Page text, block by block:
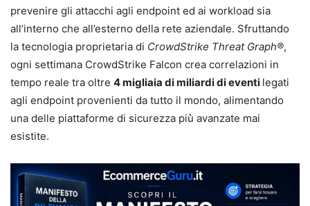
prevenire gli attacchi agli endpoint ed ai workload sia
all’interno che all’esterno della rete aziendale. Sfruttando
la tecnologia proprietaria di CrowdStrike Threat Graph®,
ogni settimana CrowdStrike Falcon crea correlazioni in
tempo reale tra oltre 4 migliaia di miliardi di eventi legati
agli endpoint provenienti da tutto il mondo, alimentando
una delle piattaforme di sicurezza più̀ avanzate mai
esistite.